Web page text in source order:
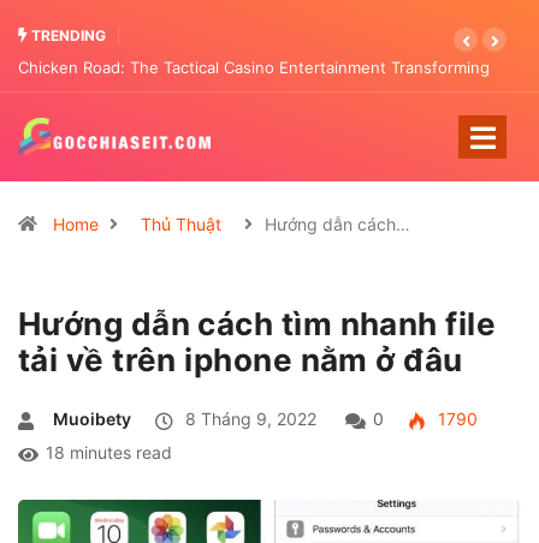
TRENDING
Chicken Road: The Tactical Casino Entertainment Transforming
Home Thủ Thuật Hướng dẫn cách…
Hướng dẫn cách tìm nhanh file
tải về trên iphone nằm ở đâu
Muoibety 8 Tháng 9, 2022 0
1790
18 minutes read